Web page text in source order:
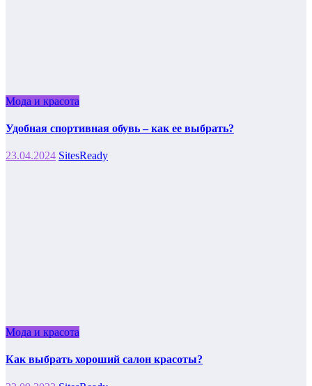
Мода и красота
Удобная спортивная обувь – как ее выбрать?
23.04.2024 SitesReady
Мода и красота
Как выбрать хороший салон красоты?